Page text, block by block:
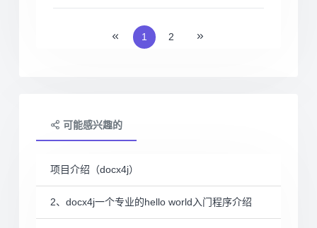
1 2
可能感兴趣的
项目介绍（docx4j）
2、docx4j一个专业的hello world入门程序介绍